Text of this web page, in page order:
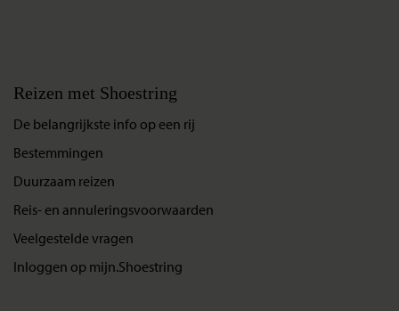
Reizen met Shoestring
De belangrijkste info op een rij
Bestemmingen
Duurzaam reizen
Reis- en annuleringsvoorwaarden
Veelgestelde vragen
Inloggen op mijn.Shoestring